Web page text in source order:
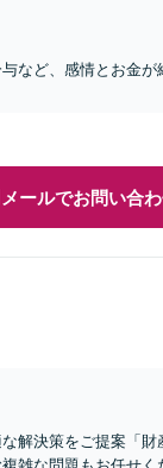
など、感情とお金
メールでお問い合
解決策をご提案「